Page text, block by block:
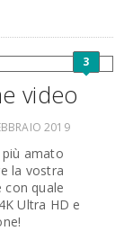
3
video
2019
amato
la vostra
con quale
Ultra HD e